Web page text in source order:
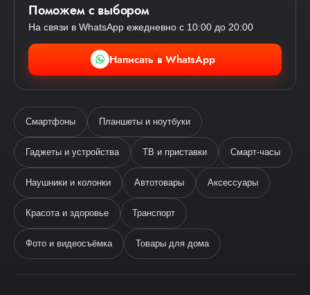
Поможем с выбором
На связи в WhatsApp ежедневно с 10:00 до 20:00
Написать в WhatsApp
Смартфоны Планшеты и ноутбуки
Гаджеты и устройства ТВ и приставки Смарт-часы
Наушники и колонки Автотовары Аксессуары
Красота и здоровье Транспорт
Фото и видеосъёмка Товары для дома
Ева
виртуальный помощник